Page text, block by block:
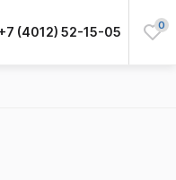
+7 (4012) 52-15-05 0